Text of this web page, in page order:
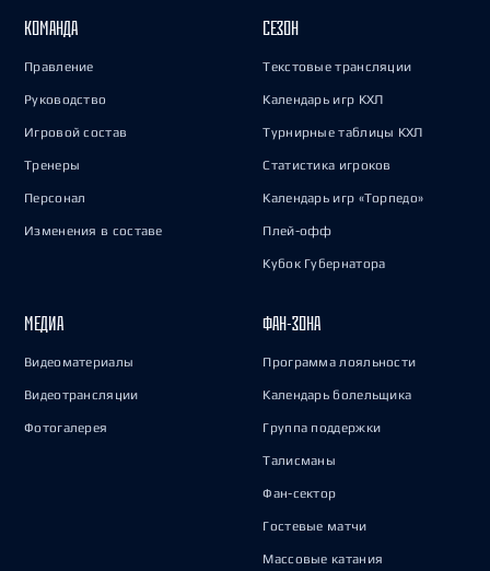
КОМАНДА
Правление
Руководство
Игровой состав
Тренеры
Персонал
Изменения в составе
СЕЗОН
Текстовые трансляции
Календарь игр КХЛ
Турнирные таблицы КХЛ
Статистика игроков
Календарь игр «Торпедо»
Плей-офф
Кубок Губернатора
МЕДИА
Видеоматериалы
Видеотрансляции
Фотогалерея
ФАН-ЗОНА
Программа лояльности
Календарь болельщика
Группа поддержки
Талисманы
Фан-сектор
Гостевые матчи
Массовые катания